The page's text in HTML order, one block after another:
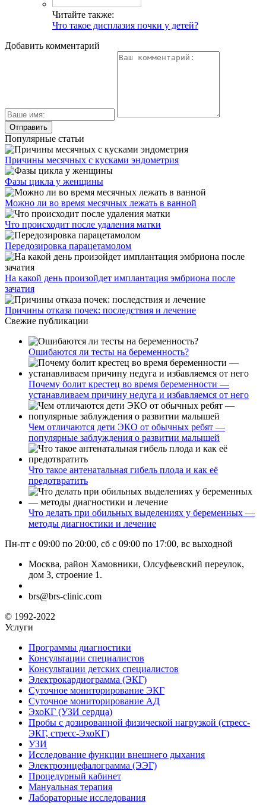
Читайте также:
Что такое дисплазия почки у детей?
Добавить комментарий
Популярные статьи
Причины месячных с кусками эндометрия
Фазы цикла у женщины
Можно ли во время месячных лежать в ванной
Что происходит после удаления матки
Передозировка парацетамолом
На какой день произойдет имплантация эмбриона после
зачатия
Причины отказа почек: последствия и лечение
Свежие публикации
Ошибаются ли тесты на беременность?
Почему болит крестец во время беременности —
устанавливаем причину недуга и избавляемся от него
Чем отличаются дети ЭКО от обычных ребят —
популярные заблуждения о развитии малышей
Что такое антенатальная гибель плода и как её
предотвратить
Что делать при обильных выделениях у беременных —
методы диагностики и лечение
Пн-пт с 09:00 по 20:00, сб с 09:00 по 17:00, вс выходной
Москва, район Хамовники, Олсуфьевский переулок,
дом 3, строение 1.
brs@brs-clinic.com
© 1992-2022
Услуги
Программы диагностики
Консультации специалистов
Консультации детских специалистов
Электрокардиограмма (ЭКГ)
Суточное мониторирование ЭКГ
Суточное мониторирование АД
ЭхоКГ (УЗИ сердца)
Пробы с дозированной физической нагрузкой (стресс-
ЭКГ, стресс-ЭхоКГ)
УЗИ
Исследование функции внешнего дыхания
Электроэнцефалограмма (ЭЭГ)
Процедурный кабинет
Мануальная терапия
Лабораторные исследования